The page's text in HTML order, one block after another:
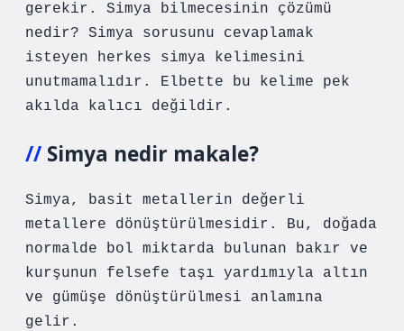
gerekir. Simya bilmecesinin çözümü
nedir? Simya sorusunu cevaplamak
isteyen herkes simya kelimesini
unutmamalıdır. Elbette bu kelime pek
akılda kalıcı değildir.
Simya nedir makale?
Simya, basit metallerin değerli
metallere dönüştürülmesidir. Bu, doğada
normalde bol miktarda bulunan bakır ve
kurşunun felsefe taşı yardımıyla altın
ve gümüşe dönüştürülmesi anlamına
gelir.